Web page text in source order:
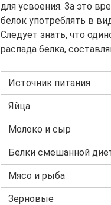
для усвоения. За это
белок употреблять в
Следует знать, что
распада белка,
Источник питания
Яйца
Молоко и сыр
Белки смешанной
Мясо и рыба
Зерновые